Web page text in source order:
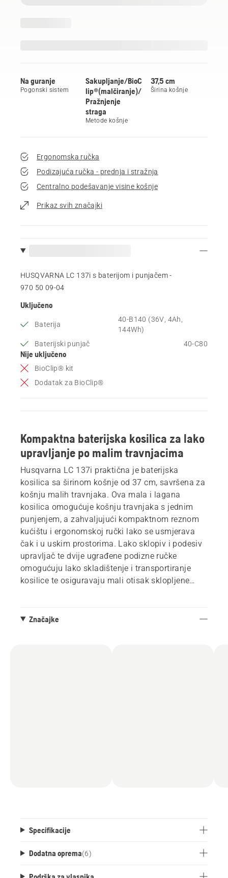
Na guranje
Pogonski sistem
Sakupljanje/BioC
lip®(malčiranje)/
Pražnjenje
straga
Metode košnje
37,5 cm
Širina košnje
Ergonomska ručka
Podizajuća ručka - prednja i stražnja
Centralno podešavanje visine košnje
Prikaz svih značajki
HUSQVARNA LC 137i s baterijom i punjačem -
970 50 09‑04
Uključeno
Baterija
40-B140 (36V, 4Ah,
144Wh)
Baterijski punjač
40-C80
Nije uključeno
BioClip® kit
Dodatak za BioClip®
Kompaktna baterijska kosilica za lako
upravljanje po malim travnjacima
Husqvarna LC 137i praktična je baterijska
kosilica sa širinom košnje od 37 cm, savršena za
košnju malih travnjaka. Ova mala i lagana
kosilica omogućuje košnju travnjaka s jednim
punjenjem, a zahvaljujući kompaktnom reznom
kućištu i ergonomskoj ručki lako se usmjerava
čak i u uskim prostorima. Lako sklopiv i podesiv
upravljač te dvije ugrađene podizne ručke
omogućuju lako skladištenje i transportiranje
kosilice te osiguravaju mali otisak sklopljene
Značajke
Specifikacije
Dodatna oprema(6)